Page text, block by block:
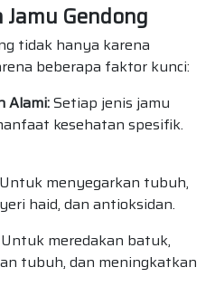
Gendong
tidak hanya karena
beberapa faktor kunci:
Alami:Setiap jenis jamu
kesehatan spesifik.
Untuk menyegarkan tubuh,
haid, dan antioksidan.
Untuk meredakan batuk,
tubuh, dan meningkatkan